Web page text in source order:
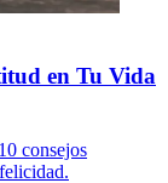
en Tu Vida
consejos